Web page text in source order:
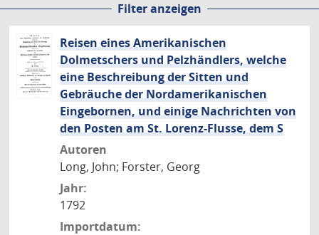
Seite
SeiteSeite
Filter anzeigen
Reisen eines Amerikanischen
Dolmetschers und Pelzhändlers, welche
eine Beschreibung der Sitten und
Gebräuche der Nordamerikanischen
Eingebornen, und einige Nachrichten von
den Posten am St. Lorenz-Flusse, dem S
Autoren
Long, John; Forster, Georg
Jahr:
1792
Importdatum: